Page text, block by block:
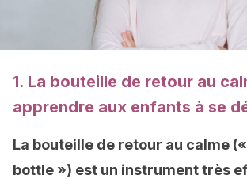
1. La bouteille de retour au
apprendre aux enfants à se
La bouteille de retour au calme
bottle ») est un instrument très